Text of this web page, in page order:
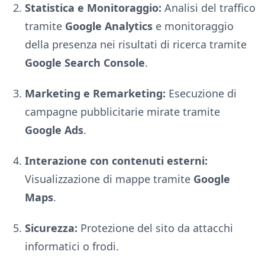
Statistica e Monitoraggio: Analisi del traffico
tramite Google Analytics e monitoraggio
della presenza nei risultati di ricerca tramite
Google Search Console.
Marketing e Remarketing: Esecuzione di
campagne pubblicitarie mirate tramite
Google Ads.
Interazione con contenuti esterni:
Visualizzazione di mappe tramite Google
Maps.
Sicurezza: Protezione del sito da attacchi
informatici o frodi.